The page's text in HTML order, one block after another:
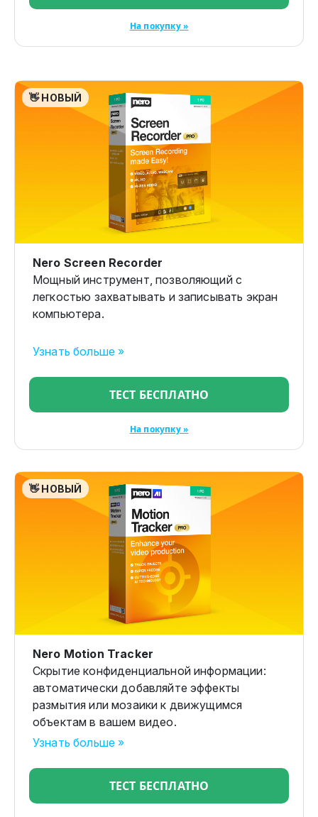
На покупку »
👋 НОВЫЙ
Nero Screen Recorder
Мощный инструмент, позволяющий с
легкостью захватывать и записывать экран
компьютера.
Узнать больше »
ТЕСТ БЕСПЛАТНО
На покупку »
👋 НОВЫЙ
Nero Motion Tracker
Скрытие конфиденциальной информации:
автоматически добавляйте эффекты
размытия или мозаики к движущимся
объектам в вашем видео.
Узнать больше »
ТЕСТ БЕСПЛАТНО